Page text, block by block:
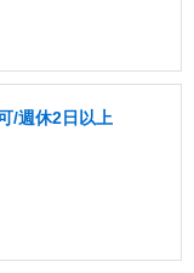
/週休2日以上